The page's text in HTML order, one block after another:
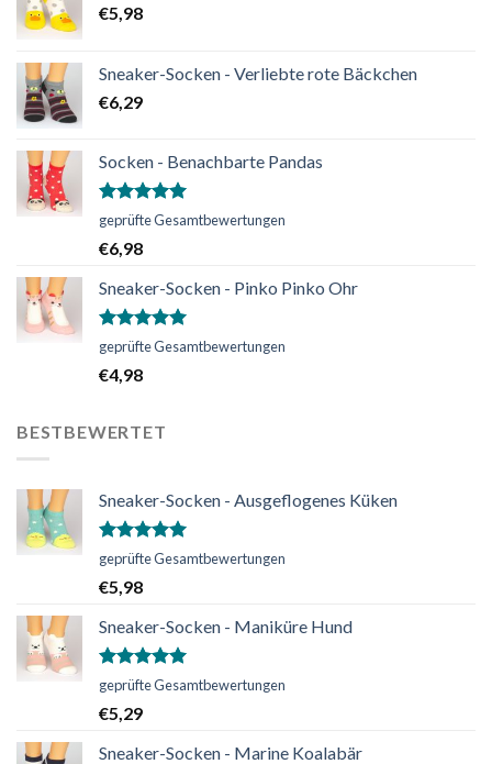
€5,98
Sneaker-Socken - Verliebte rote Bäckchen
€6,29
Socken - Benachbarte Pandas
Bewertet
mit
von 5
geprüfte Gesamtbewertungen
€6,98
Sneaker-Socken - Pinko Pinko Ohr
Bewertet
von 5
geprüfte Gesamtbewertungen
€4,98
BESTBEWERTET
Sneaker-Socken - Ausgeflogenes Küken
Bewertet
mit
von 5
geprüfte Gesamtbewertungen
€5,98
Sneaker-Socken - Maniküre Hund
Bewertet
von 5
geprüfte Gesamtbewertungen
€5,29
Sneaker-Socken - Marine Koalabär